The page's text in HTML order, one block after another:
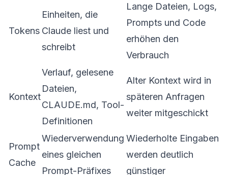
Tokens
Einheiten, die
Claude liest und
schreibt
Lange Dateien, Logs,
Prompts und Code
erhöhen den
Verbrauch
Kontext
Verlauf, gelesene
Dateien,
CLAUDE.md, Tool-
Definitionen
Alter Kontext wird in
späteren Anfragen
weiter mitgeschickt
Prompt
Cache
Wiederverwendung
eines gleichen
Prompt-Präfixes
Wiederholte Eingaben
werden deutlich
günstiger